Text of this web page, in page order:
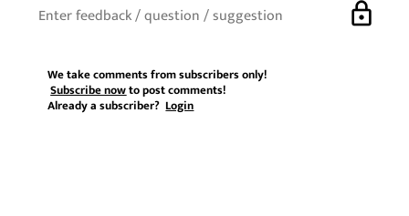
lock
We take comments from subscribers only!
Subscribe nowto post comments!
Already a subscriber?Login